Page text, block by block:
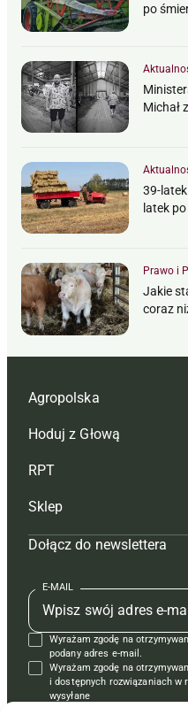
po
Michał
39-
latek
Prawo i
Jakie
coraz
Agropolska
Redakcja
Reklama
Tagi
Mapa serwisu
Kontakt
Regulamin
Polityka prywatności
Hoduj z Głową
Hoduj z głową bydło
Hoduj z głową świnie
Prenumerata
Redakcja
Kontakt
Reklama
RPT
Redakcja
Prenumerata
Reklama
Kontakt
Krzyżówki
Sklep
Czasopisma i prenumerata
Książki
Regulamin
Dołącz do newslettera
E-MAIL
Wyrażam zgodę na
podany adres e-mail.
Wyrażam zgodę na
i dostępnych rozwiązaniach
wysyłane